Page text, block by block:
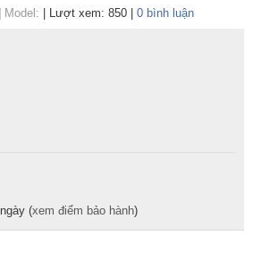
Model: Lượt xem: 850 0 bình luận
(xem điểm bảo hành)